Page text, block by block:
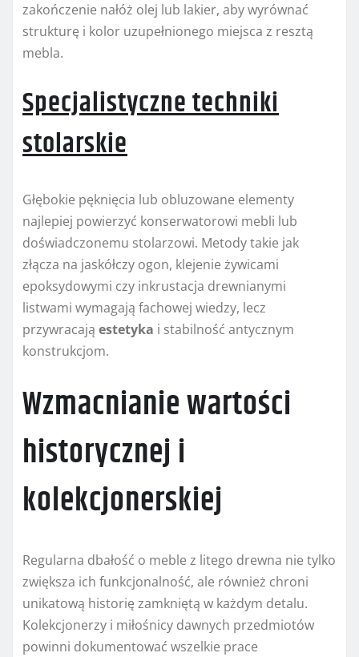
zakończenie nałóż olej lub lakier, aby wyrównać
strukturę i kolor uzupełnionego miejsca z resztą
mebla.
Specjalistyczne techniki
stolarskie
Głębokie pęknięcia lub obluzowane elementy
najlepiej powierzyć konserwatorowi mebli lub
doświadczonemu stolarzowi. Metody takie jak
złącza na jaskółczy ogon, klejenie żywicami
epoksydowymi czy inkrustacja drewnianymi
listwami wymagają fachowej wiedzy, lecz
przywracają estetyka i stabilność antycznym
konstrukcjom.
Wzmacnianie wartości
historycznej i
kolekcjonerskiej
Regularna dbałość o meble z litego drewna nie tylko
zwiększa ich funkcjonalność, ale również chroni
unikatową historię zamkniętą w każdym detalu.
Kolekcjonerzy i miłośnicy dawnych przedmiotów
powinni dokumentować wszelkie prace